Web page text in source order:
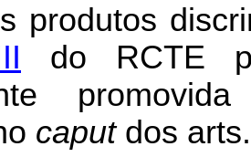
produtos
do RCTE
caputdos